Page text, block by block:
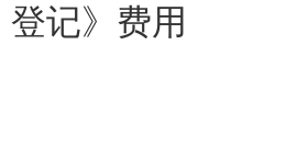
登记》费用